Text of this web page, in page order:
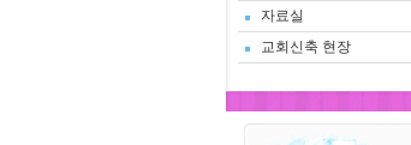
자료실
교회신축 현장